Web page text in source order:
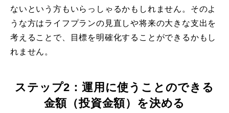
ないという方もいらっしゃるかもしれません。そのよ
うな方はライフプランの見直しや将来の大きな支出を
考えることで、目標を明確化することができるかもし
れません。
ステップ2：運用に使うことのできる
金額（投資金額）を決める